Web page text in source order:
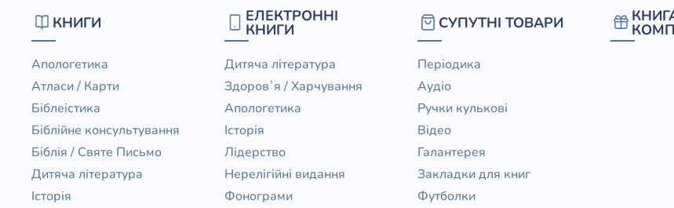
КНИГИ
Апологетика
Атласи / Карти
Біблеістика
Біблійне консультування
Біблія / Святе Письмо
Дитяча література
Історія
ЕЛЕКТРОННІ
КНИГИ
Дитяча література
Здоров`я / Харчування
Апологетика
Історія
Лідерство
Нерелігійні видання
Фонограми
СУПУТНІ ТОВАРИ
Періодика
Аудіо
Ручки кулькові
Відео
Галантерея
Закладки для книг
Футболки